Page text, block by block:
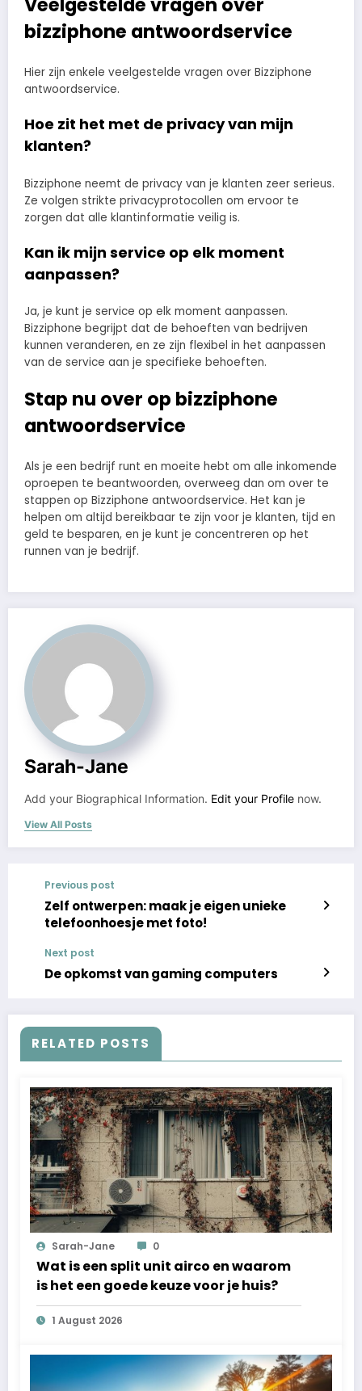
bizziphone antwoordservice
Hier zijn enkele veelgestelde vragen over Bizziphone
antwoordservice.
Hoe zit het met de privacy van mijn
klanten?
Bizziphone neemt de privacy van je klanten zeer serieus.
Ze volgen strikte privacyprotocollen om ervoor te
zorgen dat alle klantinformatie veilig is.
Kan ik mijn service op elk moment
aanpassen?
Ja, je kunt je service op elk moment aanpassen.
Bizziphone begrijpt dat de behoeften van bedrijven
kunnen veranderen, en ze zijn flexibel in het aanpassen
van de service aan je specifieke behoeften.
Stap nu over op bizziphone
antwoordservice
Als je een bedrijf runt en moeite hebt om alle inkomende
oproepen te beantwoorden, overweeg dan om over te
stappen op Bizziphone antwoordservice. Het kan je
helpen om altijd bereikbaar te zijn voor je klanten, tijd en
geld te besparen, en je kunt je concentreren op het
runnen van je bedrijf.
Sarah-Jane
Add your Biographical Information. Edit your Profile now.
View All Posts
Previous post
Zelf ontwerpen: maak je eigen unieke
telefoonhoesje met foto!
Next post
De opkomst van gaming computers
RELATED POSTS
Sarah-Jane 0
Wat is een split unit airco en waarom
is het een goede keuze voor je huis?
1 August 2026